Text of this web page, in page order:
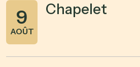
9
AOÛT
Chapelet